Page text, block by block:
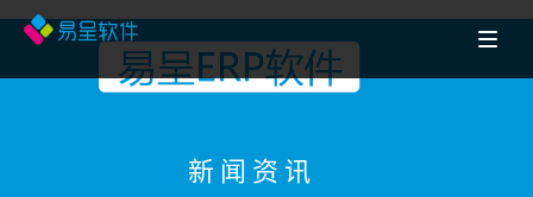
新闻资讯